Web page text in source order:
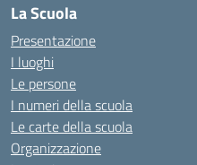
La Scuola
Presentazione
I luoghi
Le persone
I numeri della scuola
Le carte della scuola
Organizzazione